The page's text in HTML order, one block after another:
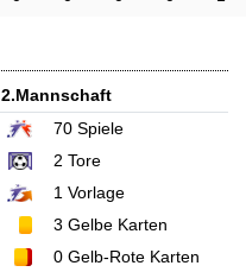
2.Mannschaft
70Spiele
2 Tore
1 Vorlage
3 Gelbe Karten
0Gelb-Rote Karten